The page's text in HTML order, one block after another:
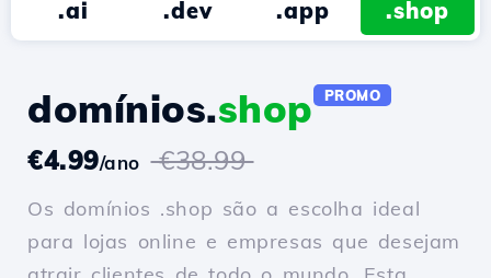
.ai .dev .app .shop
domínios.shop PROMO
€4.99/ano €38.99
Os domínios .shop são a escolha ideal
para lojas online e empresas que desejam